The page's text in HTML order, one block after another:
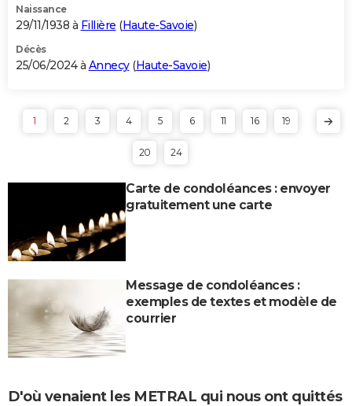
Naissance
29/11/1938 à Fillière (Haute-Savoie)
Décès
25/06/2024 à Annecy(Haute-Savoie)
1 2 3 4 5 6 11 16 19
20 24
Carte de condoléances : envoyer
gratuitement une carte
Message de condoléances :
exemples de textes et modèle de
courrier
D'où venaient les METRAL qui nous ont quittés